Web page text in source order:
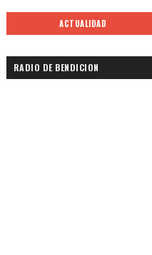
ACTUALIDAD
RADIO DE BENDICION